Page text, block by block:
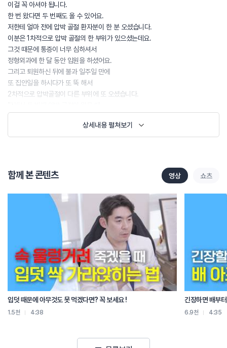
이걸 꼭 아셔야 됩니다.
한 번 왔다면 두 번째도 올 수 있어요.
저한테 얼마 전에 압박 골절 환자분이 한 분 오셨습니다.
이분은 1차적으로 압박 골절의 한 부위가 있으셨는데요.
그것 때문에 통증이 너무 심하셔서
정형외과에 한 달 동안 입원을 하셨어요.
그리고 퇴원하신 뒤에 불과 일주일 만에
또 집안일을 하시다가 또 뚝 해서
2차적으로 압박골절이 다른 부위에 또 오셨습니다.
그래서 두 번째 압박 골절이 왔을 때
저희한테 오셔서 제가 치료를 했는데요.
압박 골절이 오는 거 자체가 어느 한 관절 거기만 온게 아니라
어디든지 또 올 수 있다는게 제일 중요한 문제입니다.
거기만 문제가 생겨서 부서지는게 아닙니다.
그때 힘이 어쩌다가 10번 척추에만 딱 가해졌기 때문에 거기가 부서진 겁니다.
그 와중에 우리가 일상생활을 하게 되면
연쇄 작용이 일어날 수 있습니다.
그 주변 조직들이 흉추 10번이 했던 것까지
대신해야 되기 때문에
10번을 중심으로 위아래 혹은 전혀 달랐던
그 위에 있는 뭐 5번 6번 이런데도
추가적으로 붕괴가 될 수 있습니다.
못 움직인다라는 거,
허리가 아파서 꼼짝을 못 하는 상황이 오랫동안 지속이 된다라는 거는
이 한약이 뼈들이 빨리 재생이 되고
굉장히 큰 효과를 발휘하기 때문에
상세내용 펼쳐보기
함께 본 콘텐츠 영상 쇼츠
입덧 때문에 아무것도 못 먹겠다면? 꼭 보세요 !
1.5천 4:38
긴장하면 배부
6.9천 4:35